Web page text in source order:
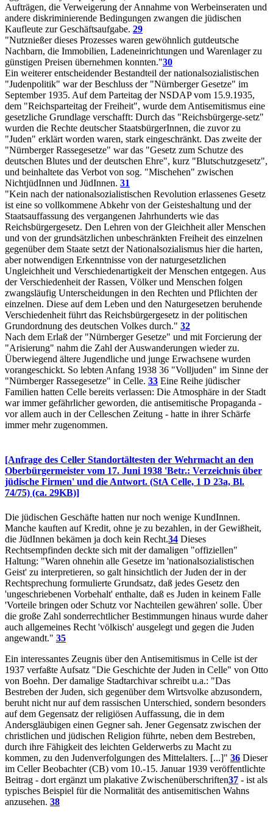
Aufträgen, die Verweigerung der Annahme von Werbeinseraten und
andere diskriminierende Bedingungen zwangen die jüdischen
Kaufleute zur Geschäftsaufgabe. 29
"Nutznießer dieses Prozesses waren gewöhnlich gutdeutsche
Nachbarn, die Immobilien, Ladeneinrichtungen und Warenlager zu
günstigen Preisen übernehmen konnten."30
Ein weiterer entscheidender Bestandteil der nationalsozialistischen
"Judenpolitik" war der Beschluss der "Nürnberger Gesetze" im
September 1935. Auf dem Parteitag der NSDAP vom 15.9.1935,
dem "Reichsparteitag der Freiheit", wurde dem Antisemitismus eine
gesetzliche Grundlage verschafft: Durch das "Reichsbürgerge-setz"
wurden die Rechte deutscher StaatsbürgerInnen, die zuvor zu
"Juden" erklärt worden waren, stark eingeschränkt. Das zweite der
"Nürnberger Rassegesetze" war das "Gesetz zum Schutze des
deutschen Blutes und der deutschen Ehre", kurz "Blutschutzgesetz",
und beinhaltete das Verbot von sog. "Mischehen" zwischen
NichtjüdInnen und JüdInnen. 31
"Kein nach der nationalsozialistischen Revolution erlassenes Gesetz
ist eine so vollkommene Abkehr von der Geisteshaltung und der
Staatsauffassung des vergangenen Jahrhunderts wie das
Reichsbürgergesetz. Den Lehren von der Gleichheit aller Menschen
und von der grundsätzlichen unbeschränkten Freiheit des einzelnen
gegenüber dem Staate setzt der Nationalsozialismus hier die harten,
aber notwendigen Erkenntnisse von der naturgesetzlichen
Ungleichheit und Verschiedenartigkeit der Menschen entgegen. Aus
der Verschiedenheit der Rassen, Völker und Menschen folgen
zwangsläufig Unterscheidungen in den Rechten und Pflichten der
einzelnen. Diese auf dem Leben und den Naturgesetzen beruhende
Verschiedenheit führt das Reichsbürgergesetz in der politischen
Grundordnung des deutschen Volkes durch." 32
Nach dem Erlaß der "Nürnberger Gesetze" und mit Forcierung der
"Arisierung" nahm die Zahl der Auswanderungen wieder zu.
Überwiegend ältere Jugendliche und junge Erwachsene wurden
vorangeschickt. So lebten Anfang 1938 36 "Volljuden" im Sinne der
"Nürnberger Rassegesetze" in Celle. 33 Eine Reihe jüdischer
Familien hatten Celle bereits verlassen: Die Atmosphäre in der Stadt
war immer gefährlicher geworden, die antisemitische Propaganda -
vor allem auch in der Celleschen Zeitung - hatte in ihrer Schärfe
immer mehr zugenommen.
[Anfrage des Celler Standortältesten der Wehrmacht an den
Oberbürgermeister vom 17. Juni 1938 'Betr.: Verzeichnis über
jüdische Firmen' und die Antwort. (StA Celle, 1 D 23a, Bl.
74/75) (ca. 29KB)]
Die jüdischen Geschäfte hatten nur noch wenige KundInnen.
Manche kauften auf Kredit, ohne je zu bezahlen, in der Gewißheit,
die JüdInnen bekämen ja doch kein Recht.34 Dieses
Rechtsempfinden deckte sich mit der damaligen "offiziellen"
Haltung: "Waren ohnehin alle Gesetze im 'nationalsozialistischen
Geist' zu interpretieren, so galt hinsichtlich der Juden der in der
Rechtsprechung formulierte Grundsatz, daß jedes Gesetz den
'ungeschriebenen Vorbehalt' enthalte, daß es Juden in keinem Falle
'Vorteile bringen oder Schutz vor Nachteilen gewähren' solle. Über
die große Zahl sonderrechtlicher Bestimmungen hinaus wurde daher
auch allgemeines Recht 'völkisch' ausgelegt und gegen die Juden
angewandt." 35
Ein interessantes Zeugnis über den Antisemitismus in Celle ist der
1937 verfaßte Aufsatz "Die Geschichte der Juden in Celle" von Otto
von Boehn. Der damalige Stadtarchivar schreibt u.a.: "Das
Bestreben der Juden, sich gegenüber dem Wirtsvolke abzusondern,
beruht nicht nur auf dem rassischen Unterschied, sondern besonders
auf dem Gegensatz der religiösen Auffassung, die in dem
Andersgläubigen einen Gegner sah. Jener Gegensatz zwischen der
christlichen und jüdischen Religion führte, neben dem Bestreben,
durch ihre Fähigkeit des leichten Gelderwerbs zu Macht zu
kommen, zu den Judenverfolgungen des Mittelalters. [...]" 36 Dieser
im Celler Beobachter (CB) vom 10.-15. Januar 1939 veröffentlichte
Beitrag - dort ergänzt um plakative Zwischenüberschriften37 - ist als
typisches Beispiel für die Normalität des antisemitischen Wahns
anzusehen. 38